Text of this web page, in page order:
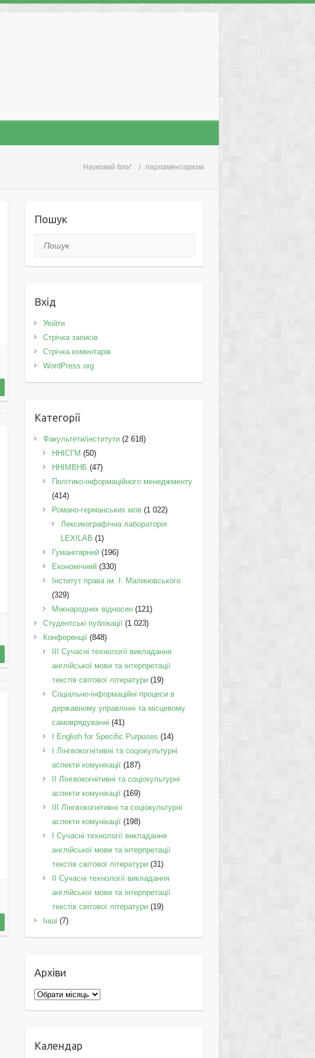
Науковий блоґ парламентаризм
Пошук
Пошук
Вхід
Увійти
Стрічка записів
Стрічка коментарів
WordPress.org
Категорії
Факультети/інститути(2 618)
ННІСГМ (50)
ННІМВНБ (47)
Політико-інформаційного менеджменту
(414)
Романо-германських мов(1 022)
Лексикографічна лабораторія
LEXILAB (1)
Гуманітарний(196)
Економічний(330)
Інститут права ім. І. Малиновського
(329)
Міжнародних відносин(121)
Студентські публікації(1 023)
Конференції(848)
III Сучасні технології викладання
англійської мови та інтерпретації
текстів світової літератури(19)
Соціально-інформаційні процеси в
державному управлінні та місцевому
самоврядуванні (41)
І English for Specific Purposes (14)
I Лінгвокогнітивні та соціокультурні
аспекти комунікації(187)
IІ Лінгвокогнітивні та соціокультурні
аспекти комунікації(169)
IІI Лінгвокогнітивні та соціокультурні
аспекти комунікації(198)
I Cучасні технології викладання
англійської мови та інтерпретації
текстів світової літератури(31)
II Cучасні технології викладання
англійської мови та інтерпретації
текстів світової літератури(19)
Інші (7)
Архіви
Архіви
Календар